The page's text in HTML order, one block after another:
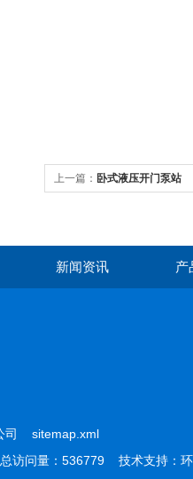
上一篇： 卧式液压开门泵站
新闻资讯 产
司 sitemap.xml
访问量：536779 技术支持： 环